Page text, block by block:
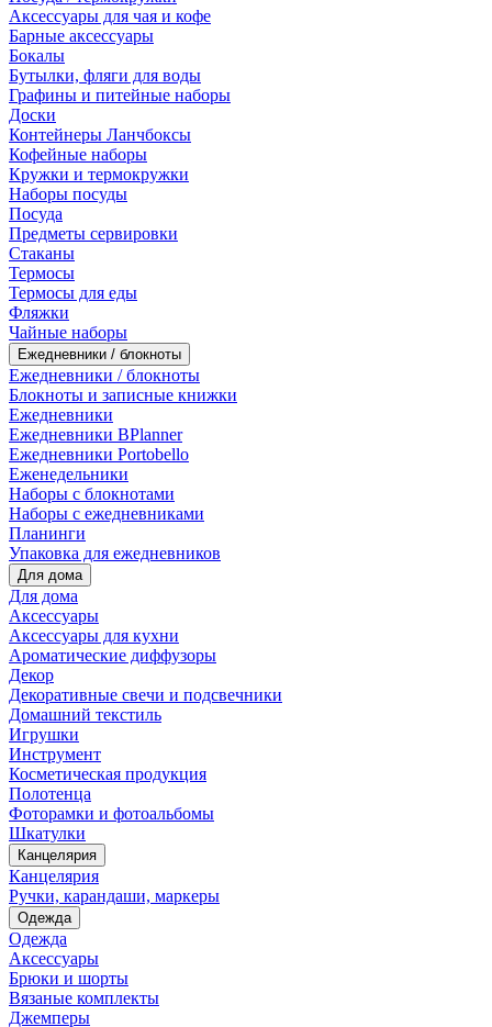
Аксессуары для чая и кофе
Барные аксессуары
Бокалы
Бутылки, фляги для воды
Графины и питейные наборы
Доски
Контейнеры Ланчбоксы
Кофейные наборы
Кружки и термокружки
Наборы посуды
Посуда
Предметы сервировки
Стаканы
Термосы
Термосы для еды
Фляжки
Чайные наборы
Ежедневники / блокноты
Ежедневники / блокноты
Блокноты и записные книжки
Ежедневники
Ежедневники BPlanner
Ежедневники Portobello
Еженедельники
Наборы с блокнотами
Наборы с ежедневниками
Планинги
Упаковка для ежедневников
Для дома
Для дома
Аксессуары
Аксессуары для кухни
Ароматические диффузоры
Декор
Декоративные свечи и подсвечники
Домашний текстиль
Игрушки
Инструмент
Косметическая продукция
Полотенца
Фоторамки и фотоальбомы
Шкатулки
Канцелярия
Канцелярия
Ручки, карандаши, маркеры
Одежда
Одежда
Аксессуары
Брюки и шорты
Вязаные комплекты
Джемперы